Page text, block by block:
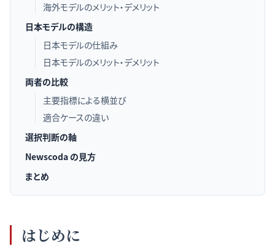
海外モデルのメリット・デメリット
日本モデルの構造
日本モデルの仕組み
日本モデルのメリット・デメリット
両者の比較
主要指標による横並び
適合ケースの違い
選択判断の軸
Newscoda の見方
まとめ
はじめに